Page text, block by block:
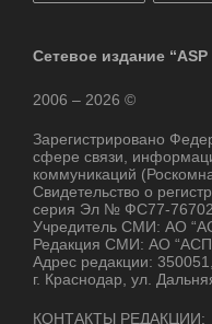
Сетевое издание “ASP
2006 – 2026 ©
Зарегистрировано
сфере связи,
коммуникаций
Свидетельство о
серия Эл № ФС77-76702
Учредитель СМИ: АО
Редакция СМИ: АО
Адрес редакции:
г. Краснодар, ул.
КОНТАКТЫ РЕДАКЦИИ: